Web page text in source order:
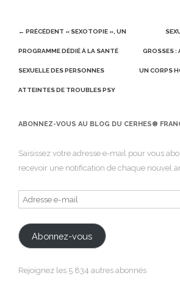
Post
navigation
← PRÉCÉDENT « SEXOTOPIE », UN
PROGRAMME DÉDIÉ À LA SANTÉ
SEXUELLE DES PERSONNES
ATTEINTES DE TROUBLES PSY
GROSSES :
UN CORPS
ABONNEZ-VOUS AU BLOG DU CERHES®
Saisissez votre adresse e-mail pour vous
recevoir une notification de chaque nouvel
Adresse
e-
mail
Abonnez-vous
Rejoignez les 5 834 autres abonnés